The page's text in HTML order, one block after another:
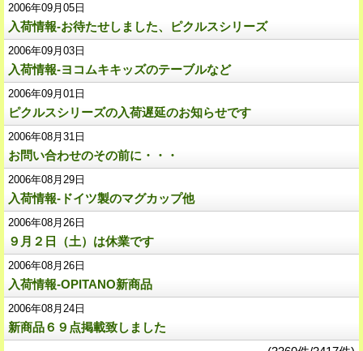
2006年09月05日
入荷情報-お待たせしました、ピクルスシリーズ
2006年09月03日
入荷情報-ヨコムキキッズのテーブルなど
2006年09月01日
ピクルスシリーズの入荷遅延のお知らせです
2006年08月31日
お問い合わせのその前に・・・
2006年08月29日
入荷情報-ドイツ製のマグカップ他
2006年08月26日
９月２日（土）は休業です
2006年08月26日
入荷情報-OPITANO新商品
2006年08月24日
新商品６９点掲載致しました